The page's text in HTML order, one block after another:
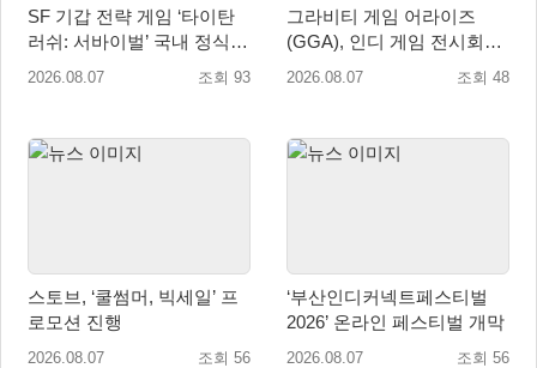
SF 기갑 전략 게임 ‘타이탄
러쉬: 서바이벌’ 국내 정식
출시
2026.08.07 조회 93
그라비티 게임 어라이즈
(GGA), 인디 게임 전시회
‘도쿄 게임 던전 13’ 참가!
2026.08.07 조회 48
스토브, ‘쿨썸머, 빅세일’ 프
로모션 진행
2026.08.07 조회 56
‘부산인디커넥트페스티벌
2026’ 온라인 페스티벌 개막
2026.08.07 조회 56